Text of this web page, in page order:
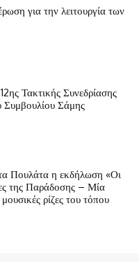
για την λειτουργία των
Τακτικής Συνεδρίασης
Συμβουλίου Σάμης
Πουλάτα η εκδήλωση «Οι
της Παράδοσης – Μία
ρίζες του τόπου